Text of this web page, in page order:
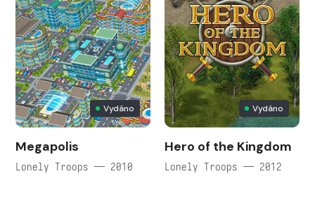
Vydáno
Megapolis
Lonely Troops — 2010
Vydáno
Hero of the Kingdom
Lonely Troops — 2012